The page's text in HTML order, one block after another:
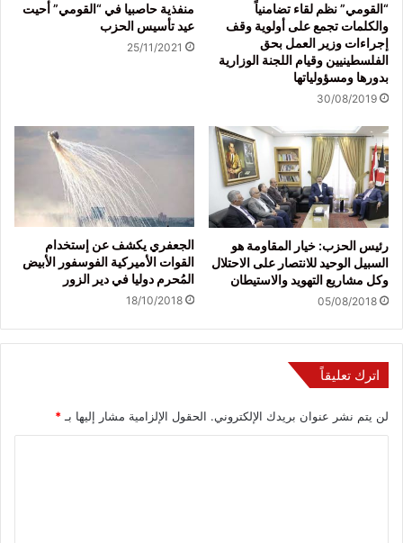
“القومي” نظم لقاء تضامنياً
والكلمات تجمع على أولوية وقف
إجراءات وزير العمل بحق
الفلسطينيين وقيام اللجنة الوزارية
بدورها ومسؤولياتها
30/08/2019
منفذية حاصبيا في “القومي” أحيت
عيد تأسيس الحزب
25/11/2021
رئيس الحزب: خيار المقاومة هو
السبيل الوحيد للانتصار على الاحتلال
وكل مشاريع التهويد والاستيطان
05/08/2018
الجعفري يكشف عن إستخدام
القوات الأميركية الفوسفور الأبيض
المُحرم دوليا في دير الزور
18/10/2018
اترك تعليقاً
لن يتم نشر عنوان بريدك الإلكتروني. الحقول الإلزامية مشار إليها بـ *